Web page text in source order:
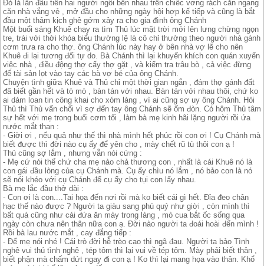
Đó là lần đầu tiên hai người ngồi bên nhau trên chiếc vơng rách căn ngang
căn nhà vắng vẻ , mở đầu cho những ngày hội hợp kế tiếp và cũng là bắt
đầu một thảm kịch ghê gớm xảy ra cho gia đình ông Chánh
Một buổi sáng Khuê chạy ra tìm Thủ lúc mặt trời mới lên lưng chừng ngọn
tre, trái với thời khóa biểu thường lệ là cô chỉ thường theo người nhà gánh
cơm trưa ra cho thợ. ông Chánh lúc này hay ở bên nhà vợ lẽ cho nên
Khuê đi lại tương đối tự do. Bà Chánh thì lại khuyến khích con quán xuyến
việc nhà , điều động thợ cấy thợ gặt , và kiểm tra trâu bò , cả việc đừng
để tài sản lọt vào tay các bà vợ bé của ông Chánh.
Chuyện tình giữa Khuê và Thủ chỉ một thời gian ngắn , đám thợ gánh đất
đã biết gần hết và tò mò , bàn tán với nhau. Bàn tán với nhau thôi, chứ ko
ai dám loan tin công khai cho xóm làng , vì ai cũng sợ uy ông Chánh. Hỏi
Thủ thì Thủ vẩn chối vì sợ đến tay ông Chánh sẽ ốm đòn. Có hôm Thủ tâm
sự hết với mẹ trong buổi cơm tối , làm bà mẹ kinh hãi lặng người rồi ứa
nước mắt than :
- Giời ơi , nếu quả như thế thì nhà mình hết phúc rồi con ơi ! Cụ Chánh mà
biết được thì đời nào cụ ấy để yên cho , mày chết rũ tù thôi con ạ !
Thủ cũng sợ lắm , nhưng vẫn nói cứng :
- Mẹ cứ nói thế chứ cha mẹ nào chả thương con , nhất là cái Khuê nó là
con gái đầu lòng của cụ Chánh mà. Cụ ấy chìu nó lắm , nó bảo con là nó
sẽ nói khéo với cụ Chánh để cụ ấy cho tụi con lấy nhau.
Bà mẹ lắc đầu thở dài :
- Con ơi là con....Tai họa đến nơi rồi mà ko biết cái gì hết. Đỉa đeo chân
hạc thế nào được ? Người ta giàu sang phú quý như giời , còn mình thì
bất quá cũng như cái đứa ăn mày trong làng , mò cua bắt ốc sống qua
ngày còn chưa nên thân nữa con ạ. Đời nào người ta đoái hoài đến mình !
Rồi bà lau nước mắt , cay đắng tiếp :
- Để mẹ nói nhé ! Cái trò đời hễ trèo cao thì ngã đau. Người ta bảo Tình
nghê vui thú tình nghê , tép tôm thì lại vui về tép tôm. Mày phải biết thân ,
biết phận mà chấm dứt ngay đi con ạ ! Ko thì lại mang họa vào thân. Khổ